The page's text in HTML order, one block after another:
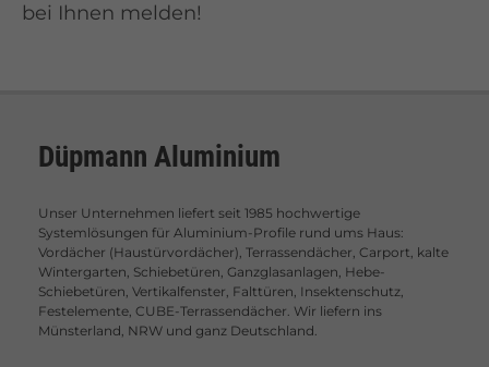
bei Ihnen melden!
Düpmann Aluminium
Unser Unternehmen liefert seit 1985 hochwertige
Systemlösungen für Aluminium-Profile rund ums Haus:
Vordächer (Haustürvordächer), Terrassendächer, Carport, kalte
Wintergarten, Schiebetüren, Ganzglasanlagen, Hebe-
Schiebetüren, Vertikalfenster, Falttüren, Insektenschutz,
Festelemente, CUBE-Terrassendächer. Wir liefern ins
Münsterland, NRW und ganz Deutschland.